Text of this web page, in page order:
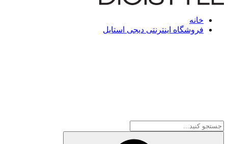
خانه
فروشگاه اینترنتی دیجی استایل